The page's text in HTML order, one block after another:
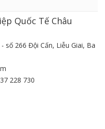
Quốc Tế Châu
số 266 Đội Cấn, Liễu Giai, Ba
228 730